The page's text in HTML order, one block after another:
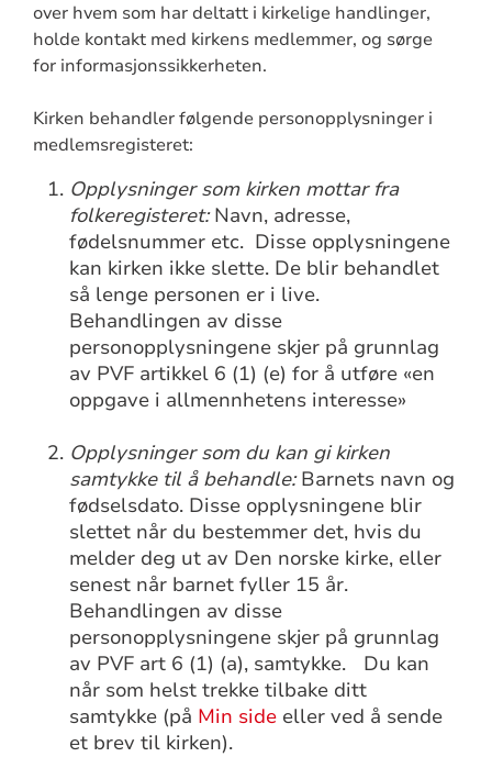
over hvem som har deltatt i kirkelige handlinger,
holde kontakt med kirkens medlemmer, og sørge
for informasjonssikkerheten.
Kirken behandler følgende personopplysninger i
medlemsregisteret:
Opplysninger som kirken mottar fra
folkeregisteret:Navn, adresse,
fødelsnummer etc. Disse opplysningene
kan kirken ikke slette. De blir behandlet
så lenge personen er i live.
Behandlingen av disse
personopplysningene skjer på grunnlag
av PVF artikkel 6 (1) (e) for å utføre «en
oppgave i allmennhetens interesse»
Opplysninger som du kan gi kirken
samtykke til å behandle:Barnets navn og
fødselsdato. Disse opplysningene blir
slettet når du bestemmer det, hvis du
melder deg ut av Den norske kirke, eller
senest når barnet fyller 15 år.
Behandlingen av disse
personopplysningene skjer på grunnlag
av PVF art 6 (1) (a), samtykke. Du kan
når som helst trekke tilbake ditt
samtykke (på Min side eller ved å sende
et brev til kirken).